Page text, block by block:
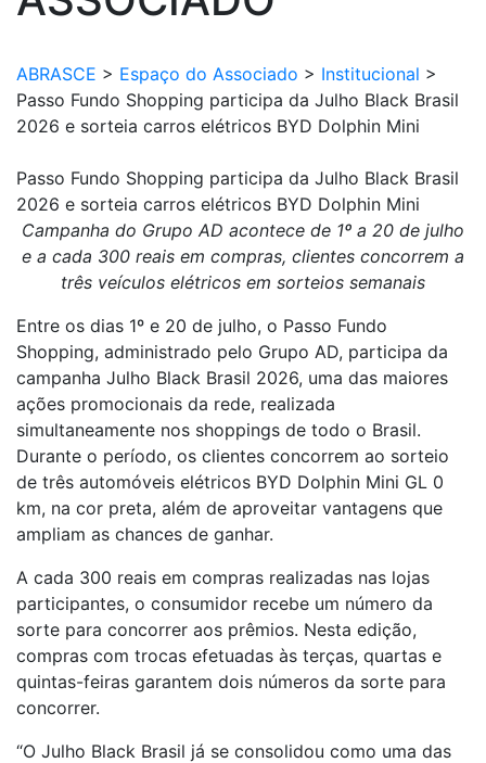
ABRASCE > Espaço do Associado > Institucional >
Passo Fundo Shopping participa da Julho Black Brasil
2026 e sorteia carros elétricos BYD Dolphin Mini
Passo Fundo Shopping participa da Julho Black Brasil
2026 e sorteia carros elétricos BYD Dolphin Mini
Campanha do Grupo AD acontece de 1º a 20 de julho
e a cada 300 reais em compras, clientes concorrem a
três veículos elétricos em sorteios semanais
Entre os dias 1º e 20 de julho, o Passo Fundo
Shopping, administrado pelo Grupo AD, participa da
campanha Julho Black Brasil 2026, uma das maiores
ações promocionais da rede, realizada
simultaneamente nos shoppings de todo o Brasil.
Durante o período, os clientes concorrem ao sorteio
de três automóveis elétricos BYD Dolphin Mini GL 0
km, na cor preta, além de aproveitar vantagens que
ampliam as chances de ganhar.
A cada 300 reais em compras realizadas nas lojas
participantes, o consumidor recebe um número da
sorte para concorrer aos prêmios. Nesta edição,
compras com trocas efetuadas às terças, quartas e
quintas-feiras garantem dois números da sorte para
concorrer.
“O Julho Black Brasil já se consolidou como uma das